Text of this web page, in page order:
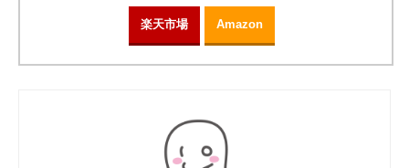
楽天市場 Amazon